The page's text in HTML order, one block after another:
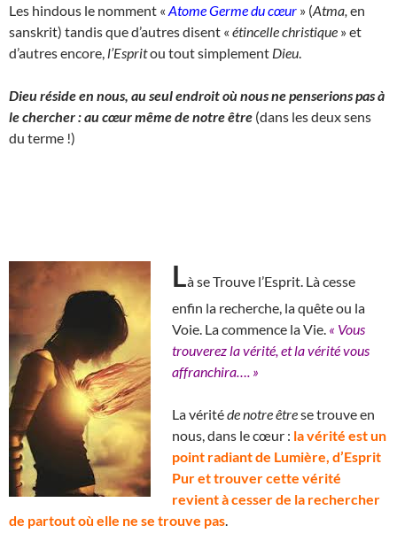
Les hindous le nomment « Atome Germe du cœur » (Atma, en
sanskrit) tandis que d’autres disent « étincelle christique » et
d’autres encore, l’Espritou tout simplement Dieu
Dieu réside en nous, au seul endroit où nous ne penserions pas à
le chercher : au cœur même de notre être (dans les deux sens
du terme !)
Là se Trouve l’Esprit. Là cesse
enfin la recherche, la quête ou la
Voie. La commence la Vie. « Vous
trouverez la vérité, et la vérité vous
affranchira…. »
La véritéde notre êtrese trouve en
nous, dans le cœur : la vérité est un
point radiant de Lumière, d’Esprit
Pur et trouver cette vérité
revient à cesser de la rechercher
de partout où elle ne se trouve pas